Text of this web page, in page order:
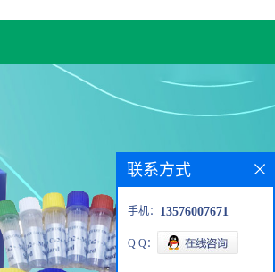
联系方式
手机： 13576007671
Q Q：